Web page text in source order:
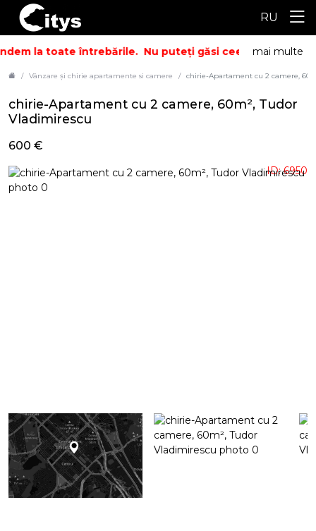
RU
la toate întrebările. Nu puteți găsi ceea ce căutați?
mai multe
Vânzare și chirie apartamente si camere chirie-Apartament cu 2 camere,
chirie-Apartament cu 2 camere, 60m², Tudor
Vladimirescu
ID: 6950
600 €